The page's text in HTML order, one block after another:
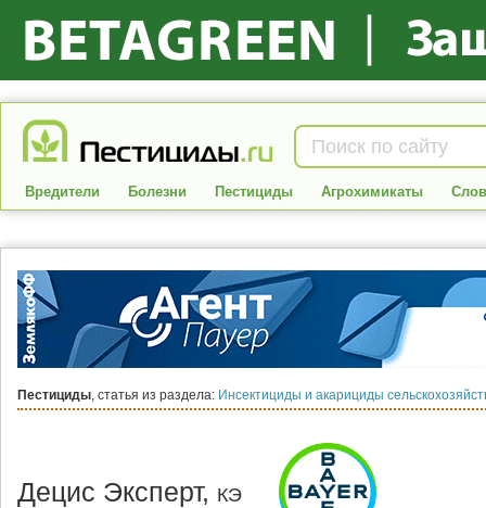
Вредители Болезни Пестициды Агрохимикаты
Пестициды, статья из раздела: Инсектициды и акарициды
Децис Эксперт, КЭ